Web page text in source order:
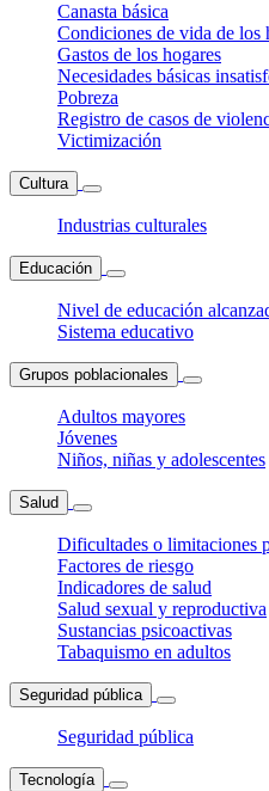
Canasta básica
Condiciones de vida de los
Gastos de los hogares
Necesidades básicas
Pobreza
Registro de casos de
Victimización
Cultura
Industrias culturales
Educación
Nivel de educación
Sistema educativo
Grupos poblacionales
Adultos mayores
Jóvenes
Niños, niñas y adolescentes
Salud
Dificultades o limitaciones
Factores de riesgo
Indicadores de salud
Salud sexual y reproductiva
Sustancias psicoactivas
Tabaquismo en adultos
Seguridad pública
Seguridad pública
Tecnología